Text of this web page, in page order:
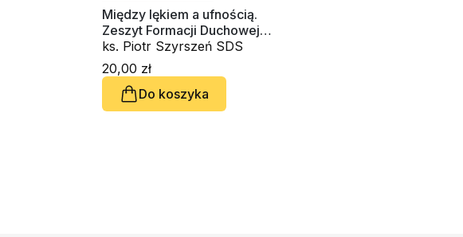
Między lękiem a ufnością.
Zeszyt Formacji Duchowej
nr 52
ks. Piotr Szyrszeń SDS
20,00 zł
Do koszyka